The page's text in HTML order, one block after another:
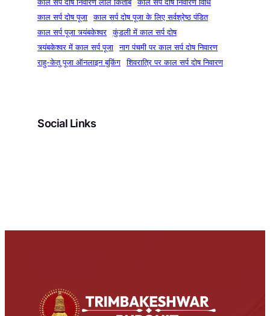
काल सर्प दोष निवारण लाल किताब
काल सर्प दोष निवारण विधि
काल सर्प दोष पूजा
काल सर्प दोष पूजा के लिए सर्वश्रेष्ठ पंडित
काल सर्प पूजा त्र्यंबकेश्वर
कुंडली में काल सर्प दोष
त्र्यंबकेश्वर में काल सर्प पूजा
नाग पंचमी पर काल सर्प दोष निवारण
राहु-केतु पूजा ऑनलाइन बुकिंग
शिवरात्रि पर काल सर्प दोष निवारण
Social Links